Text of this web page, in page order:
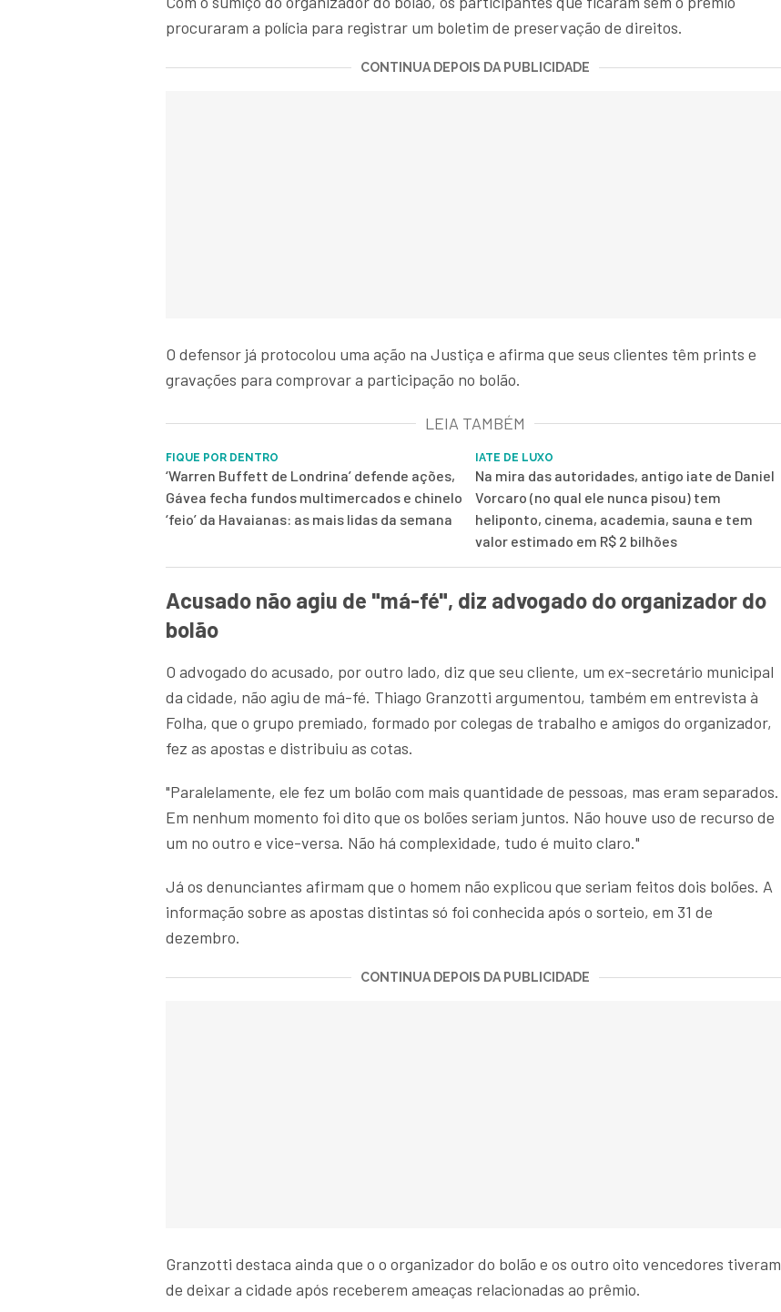
procuraram a polícia para registrar um boletim de preservação de direitos.
CONTINUA DEPOIS DA PUBLICIDADE
O defensor já protocolou uma ação na Justiça e afirma que seus clientes têm prints e
gravações para comprovar a participação no bolão.
LEIA TAMBÉM
FIQUE POR DENTRO
‘Warren Buffett de Londrina’ defende ações,
Gávea fecha fundos multimercados e chinelo
‘feio’ da Havaianas: as mais lidas da semana
IATE DE LUXO
Na mira das autoridades, antigo iate de Daniel
Vorcaro (no qual ele nunca pisou) tem
heliponto, cinema, academia, sauna e tem
valor estimado em R$ 2 bilhões
Acusado não agiu de "má-fé", diz advogado do organizador do
bolão
O advogado do acusado, por outro lado, diz que seu cliente, um ex-secretário municipal
da cidade, não agiu de má-fé. Thiago Granzotti argumentou, também em entrevista à
Folha, que o grupo premiado, formado por colegas de trabalho e amigos do organizador,
fez as apostas e distribuiu as cotas.
"Paralelamente, ele fez um bolão com mais quantidade de pessoas, mas eram separados.
Em nenhum momento foi dito que os bolões seriam juntos. Não houve uso de recurso de
um no outro e vice-versa. Não há complexidade, tudo é muito claro."
Já os denunciantes afirmam que o homem não explicou que seriam feitos dois bolões. A
informação sobre as apostas distintas só foi conhecida após o sorteio, em 31 de
dezembro.
CONTINUA DEPOIS DA PUBLICIDADE
Granzotti destaca ainda que o o organizador do bolão e os outro oito vencedores tiveram
de deixar a cidade após receberem ameaças relacionadas ao prêmio.